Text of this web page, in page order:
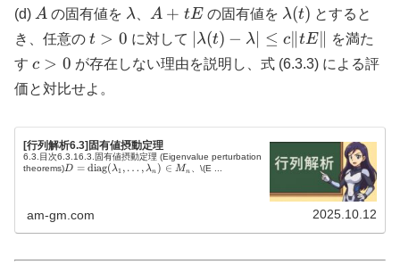
(d) A
A の固有値を \lambda
λ
A
+
tE
A + tEの固有値を \lambda(t)
λ(t) とすると
き、任意の t
\gt
0
t > 0 に対して |\lambda(t)
- \lambda|
\le c\|tE\|
∣λ(t) − λ∣ ≤ c∥tE∥ を満た
す c
>
0
c > 0 が存在しない理由を説明し、式 (6.3.3) による評
価と対比せよ。
[行列解析6.3]固有値摂動定理
6.3.目次6.3.16.3.固有値摂動定理 (Eigenvalue perturbation
theorems)D =
\lambda_n) \in
M_n
D = diag(λ1 , … ,λn) ∈ Mn 、\(E ...
am-gm.com 2025.10.12